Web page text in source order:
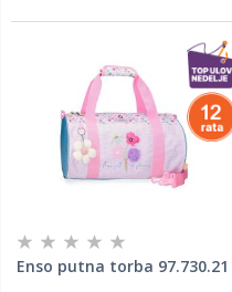
Enso putna torba 97.730.21